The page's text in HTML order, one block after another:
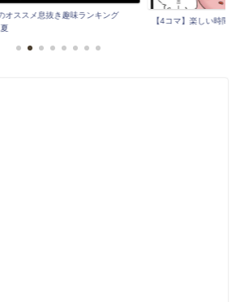
オススメ息抜き趣味ランキング
【4コマ】楽しい時間